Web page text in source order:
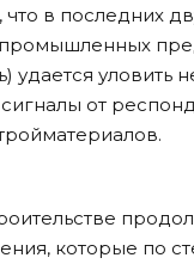
в последних
удается уловить
от
которые по